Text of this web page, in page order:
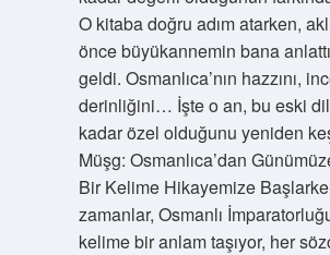
O kitaba doğru adım atarken,
önce büyükannemin bana
geldi. Osmanlıca’nın hazzını,
derinliğini… İşte o an, bu eski
kadar özel olduğunu yeniden
Müşg: Osmanlıca’dan
Bir Kelime Hikayemize
zamanlar, Osmanlı
kelime bir anlam taşıyor, her